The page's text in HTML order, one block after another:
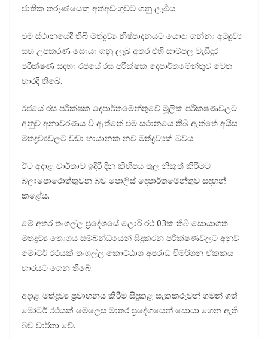
ජාතික තරුණයෙකු අත්අඩංගුවට ගනු ලැබීය.
එම ස්ථානයේදී තිබී මත්ද්‍රව්‍ය නිෂ්පාදනයට යොදා ගන්නා අමුද්‍රව්‍ය
සහ උපකරණ සොයා ගනු ලැබු අතර එහි සාම්පල වැඩිදුර
පරීක්ෂණ සඳහා රජයේ රස පරික්ෂක දෙපාර්තමේන්තුව වෙත
භාරදී තිබේ.
රජයේ රස පරීක්ෂක දෙපාර්තමේන්තුවේ මූලික පරීකෂණවලට
අනුව අනාවරණය වී ඇත්තේ එම ස්ථානයේ තිබී ඇත්තේ අයිස්
මත්ද්‍රව්‍යවලට වඩා භායානක නව මත්ද්‍රව්‍යක් බවය.
ඊට අදාළ වාර්තාව ඉදිරි දින කිහිපය තුල නිකුත් කිරීමට
බලාපොරොත්තුවන බව පොලිස් දෙපාර්තමේන්තුව සඳහන්
කළේය.
මේ අතර තංගල්ල ප්‍රදේශයේ ලොරි රථ 03ක තිබී සොයාගත්
මත්ද්‍රව්‍ය තොගය සම්බන්ධයෙන් සිදුකරන පරීක්ෂණවලට අනුව
මෝටර් රථයක් තංගල්ල කොට්ඨාශ අපරාධ විමර්ශන ඒකකය
භාරයට ගෙන තිබේ.
අදාළ මත්ද්‍රව්‍ය ප්‍රවාහනය කිරීම සිදුකළ සැකකරුවන් ගමන් ගත්
මෝටර් රථයක් මෙලෙස මාතර ප්‍රදේශයෙන් සොයා ගෙන ඇති
බව වාර්තා වේ.